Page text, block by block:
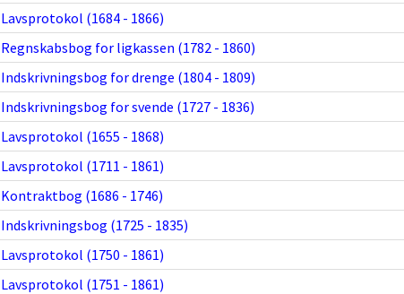
Lavsprotokol (1684 - 1866)
Regnskabsbog for ligkassen (1782 - 1860)
Indskrivningsbog for drenge (1804 - 1809)
Indskrivningsbog for svende (1727 - 1836)
Lavsprotokol (1655 - 1868)
Lavsprotokol (1711 - 1861)
Kontraktbog (1686 - 1746)
Indskrivningsbog (1725 - 1835)
Lavsprotokol (1750 - 1861)
Lavsprotokol (1751 - 1861)